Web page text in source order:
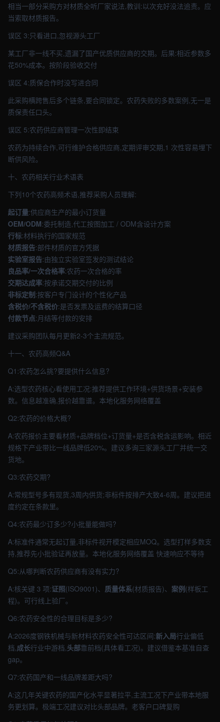
相当一部分采购方对材质全听厂家说法,教训:以次充好没法追责。应
当索取材质报告。
误区 3:只看进口,忽视源头工厂
某工厂非一线不买,遗漏了国产优质供应商的交期。后果:相近参数多
花50%成本。按阶段验收交付
误区 4:质保合作时没写进合同
此采购横跨售后多个链条,要合同锁定。农药失败的多数案例,无一是
质保责任口头。
误区 5:农药供应商管理一次性即结束
农药为持续合作,可行维护合格供应商,定期评审交期,1 次性容易埋下
断供风险。
十、农药相关行业术语表
下列10个农药高频术语,推荐采购人员理解:
起订量:供应商生产的最小订货量
OEM/ODM:委托制造,代工按图加工 / ODM含设计方案
行标:材料执行的国家规范
材质报告:部件材质的官方凭据
实验室报告:由独立实验室签发的测试结论
良品率/一次合格率:农药一次合格的率
交期达成率:按承诺交期交付的比例
非标定制:按客户专门设计的个性化产品
含税价/不含税价:是否发票及运费的结算口径
付款节点:月结等付款的安排
建议采购团队每月更新2-3个主流规范。
十一、农药高频Q&A
Q1:农药怎么挑?要提供什么信息?
A:选型农药核心看使用工况:推荐提供工作环境+供货场景+安装参
数。信息越准确,报价越靠谱。本地化服务网络覆盖
Q2:农药的价格大概?
A:农药报价主要看材质+品牌档位+订货量+是否含税含运影响。相近
规格下产业带比一线品牌低20%。建议多询三家源头工厂并统一交
货地。
Q3:农药交期?
A:常规型号多有现货,3周内供货;非标件按排产大致4-6周。建议把进
度约定在条款里。
Q4:农药最少订多少?小批量能做吗?
A:标准件通常无起订量,非标件视开模定相应MOQ。选型打样多数支
持,推荐先小批验证再放量。本地化服务网络覆盖 快速响应不等待
Q5:从哪判断农药供应商有没有实力?
A:核关键 3 项:证照(ISO9001)、 质量体系(材质报告)、 案例(样板工
程)。可行线上验厂。
Q6:农药安全性的合理目标是多少?
A:2026度钢铁机械与新材料农药安全性可达区间:新入局行业偏低
档,成长行业中游档,头部靠前档(具体看工况)。建议借鉴本基准自查
gap。
Q7:农药国产和一线品牌差距大吗?
A:这几年关键农药的国产化水平显著拉平,主流工况下产业带本地服
务更划算。极端工况建议对比头部品牌。老客户口碑复购